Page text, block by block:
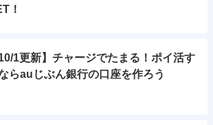
！
10/1更新】チャージでたまる！ポイ活す
らauじぶん銀行の口座を作ろう